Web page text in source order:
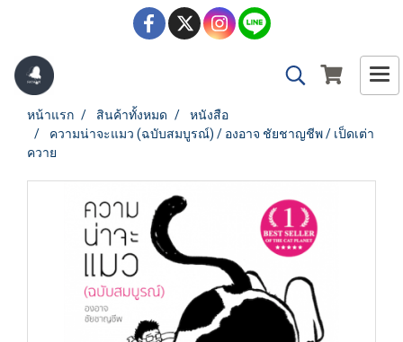
หน้าแรก สินค้าทั้งหมด
หนังสือ
ความน่าจะแมว (ฉบับสมบูรณ์) / องอาจ ชัยชาญชีพ / เป็ดเต่า
ควาย